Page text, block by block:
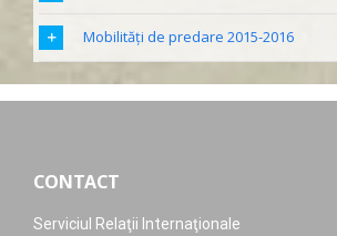
Mobilități de predare 2015-2016
CONTACT
Serviciul Relaţii Internaţionale